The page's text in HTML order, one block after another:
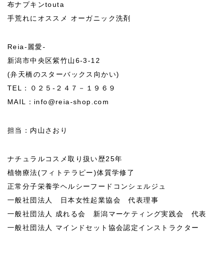
布ナプキンtouta
手荒れにオススメ オーガニック洗剤
Reia-麗愛-
新潟市中央区紫竹山6-3-12
(弁天橋のスターバックス向かい)
TEL：０２５-２４７－１９６９
MAIL：info@reia-shop.com
担当：内山さおり
ナチュラルコスメ取り扱い歴25年
植物療法(フィトテラピー)体質学修了
正常分子栄養学ヘルシーフードコンシェルジュ
一般社団法人 日本女性起業協会 代表理事
一般社団法人 成れる会 新潟マーケティング実践会 代表
一般社団法人 マインドセット協会認定インストラクター